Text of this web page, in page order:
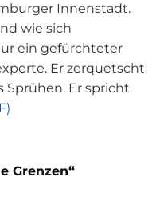
Innenstadt.
wie sich
ein gefürchteter
Er zerquetscht
Sprühen. Er spricht
Grenzen“